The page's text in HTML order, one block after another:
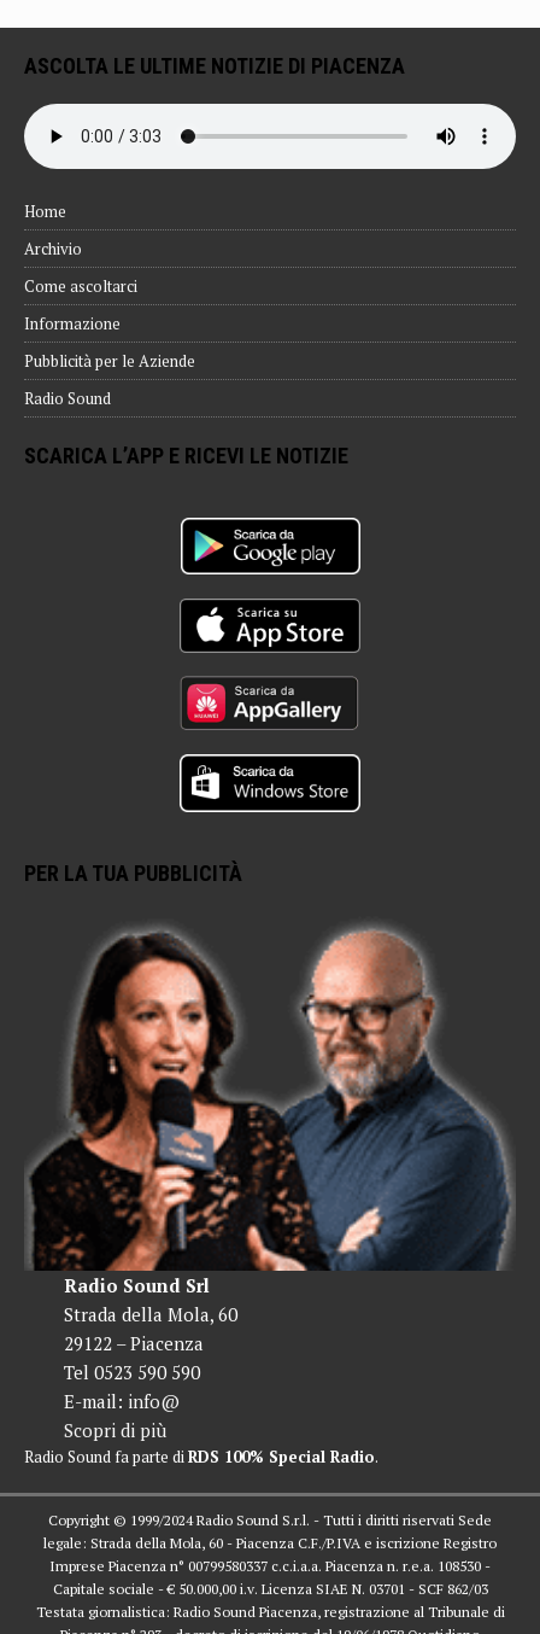
ASCOLTA LE ULTIME NOTIZIE DI PIACENZA
Home
Archivio
Come ascoltarci
Informazione
Pubblicità per le Aziende
Radio Sound
SCARICA L’APP E RICEVI LE NOTIZIE
PER LA TUA PUBBLICITÀ
Radio Sound Srl
Strada della Mola, 60
29122 – Piacenza
Tel 0523 590 590
E-mail: info@
Scopri di più
Radio Sound fa parte diRDS 100% Special Radio.
Copyright © 1999/2024 Radio Sound S.r.l. - Tutti i diritti riservati Sede
legale: Strada della Mola, 60 - Piacenza C.F./P.IVA e iscrizione Registro
Imprese Piacenza n° 00799580337 c.c.i.a.a. Piacenza n. r.e.a. 108530 -
Capitale sociale - € 50.000,00 i.v. Licenza SIAE N. 03701 - SCF 862/03
Testata giornalistica: Radio Sound Piacenza, registrazione al Tribunale di